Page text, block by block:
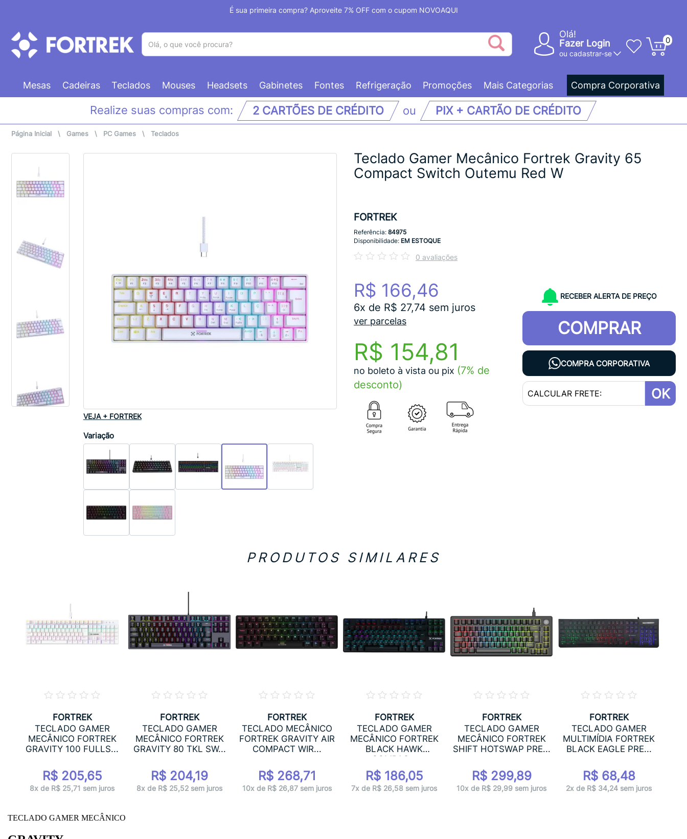
É sua primeira compra? Aproveite 7% OFF com o cupom NOVOAQUI
Olá!
Fazer Login
ou cadastrar-se
0
Mesas Cadeiras Teclados Mouses Headsets Gabinetes Fontes Refrigeração Promoções Mais Categorias Compra Corporativa
Realize suas compras com: 2 CARTÕES DE CRÉDITO ou PIX + CARTÃO DE CRÉDITO
Página Inicial \ Games \ PC Games \ Teclados
VEJA + FORTREK
Variação
Teclado Gamer Mecânico Fortrek Gravity 65
Compact Switch Outemu Red W
FORTREK
Referência: 84975
Disponibilidade: EM ESTOQUE
0 avaliações
R$ 166,46
6x de R$ 27,74 sem juros
ver parcelas
R$ 154,81
no boleto à vista ou pix (7% de
desconto)
RECEBER ALERTA DE PREÇO
COMPRAR
COMPRA CORPORATIVA
OK
PRODUTOS SIMILARES
FORTREK
TECLADO GAMER
MECÂNICO FORTREK
GRAVITY 100 FULLS...
R$ 205,65
8x de R$ 25,71 sem juros
FORTREK
TECLADO GAMER
MECÂNICO FORTREK
GRAVITY 80 TKL SW...
R$ 204,19
8x de R$ 25,52 sem juros
FORTREK
TECLADO MECÂNICO
FORTREK GRAVITY AIR
COMPACT WIR...
R$ 268,71
10x de R$ 26,87 sem juros
FORTREK
TECLADO GAMER
MECÂNICO FORTREK
BLACK HAWK
COMPAC...
R$ 186,05
7x de R$ 26,58 sem juros
FORTREK
TECLADO GAMER
MECÂNICO FORTREK
SHIFT HOTSWAP PRE...
R$ 299,89
10x de R$ 29,99 sem juros
FORTREK
TECLADO GAMER
MULTIMÍDIA FORTREK
BLACK EAGLE PRE...
R$ 68,48
2x de R$ 34,24 sem juros